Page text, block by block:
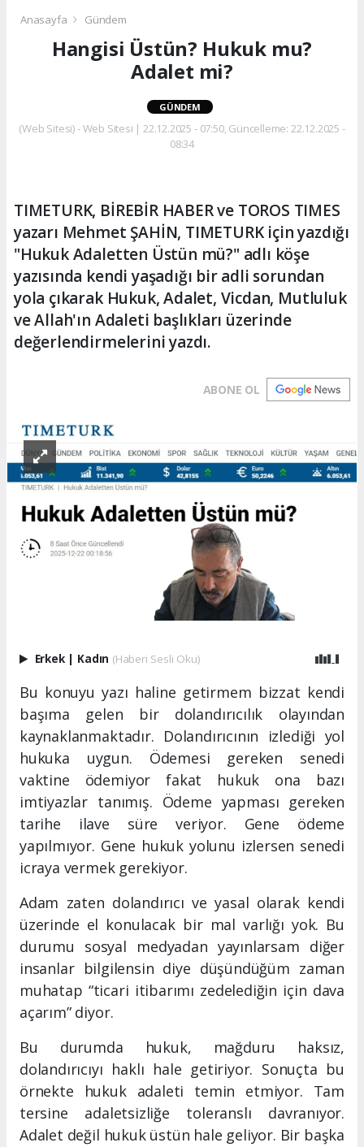
Anasayfa Gündem
Hangisi Üstün? Hukuk mu?
Adalet mi?
GÜNDEM
(Web Sitesi) - Web Sitesi | 22.12.2025 - 07:50, Güncelleme: 22.12.2025 -
08:34
TIMETURK, BİREBİR HABER ve TOROS TIMES
yazarı Mehmet ŞAHİN, TIMETURK için yazdığı
"Hukuk Adaletten Üstün mü?" adlı köşe
yazısında kendi yaşadığı bir adli sorundan
yola çıkarak Hukuk, Adalet, Vicdan, Mutluluk
ve Allah'ın Adaleti başlıkları üzerinde
değerlendirmelerini yazdı.
ABONE OL
Erkek | Kadın (Haberi Sesli Oku)
Bu konuyu yazı haline getirmem bizzat kendi
başıma gelen bir dolandırıcılık olayından
kaynaklanmaktadır. Dolandırıcının izlediği yol
hukuka uygun. Ödemesi gereken senedi
vaktine ödemiyor fakat hukuk ona bazı
imtiyazlar tanımış. Ödeme yapması gereken
tarihe ilave süre veriyor. Gene ödeme
yapılmıyor. Gene hukuk yolunu izlersen senedi
icraya vermek gerekiyor.
Adam zaten dolandırıcı ve yasal olarak kendi
üzerinde el konulacak bir mal varlığı yok. Bu
durumu sosyal medyadan yayınlarsam diğer
insanlar bilgilensin diye düşündüğüm zaman
muhatap “ticari itibarımı zedelediğin için dava
açarım” diyor.
Bu durumda hukuk, mağduru haksız,
dolandırıcıyı haklı hale getiriyor. Sonuçta bu
örnekte hukuk adaleti temin etmiyor. Tam
tersine adaletsizliğe toleranslı davranıyor.
Adalet değil hukuk üstün hale geliyor. Bir başka